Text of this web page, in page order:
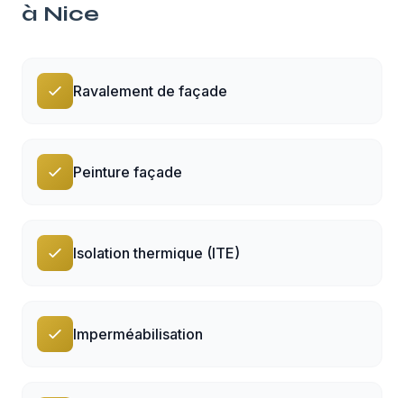
à Nice
Ravalement de façade
Peinture façade
Isolation thermique (ITE)
Imperméabilisation